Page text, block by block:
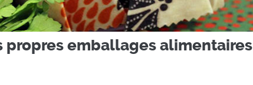
propres emballages alimentaires